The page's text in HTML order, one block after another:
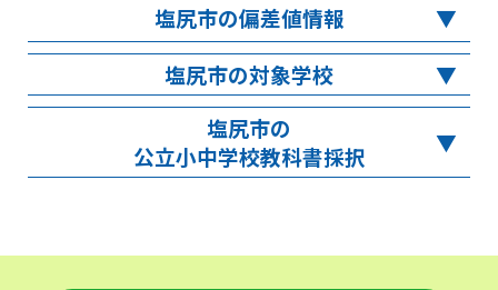
塩尻市の偏差値情報
塩尻市の対象学校
塩尻市の
公立小中学校教科書採択